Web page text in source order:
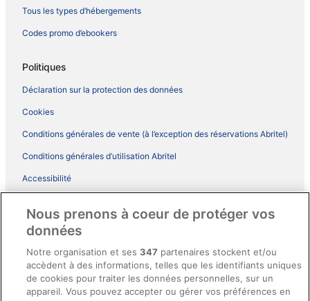
Tous les types d’hébergements
Codes promo d’ebookers
Politiques
Déclaration sur la protection des données
Cookies
Conditions générales de vente (à l’exception des réservations Abritel)
Conditions générales d’utilisation Abritel
Accessibilité
Conditions générales du programme BONUS+ d’ebookers
Directives de contenu et signalement de contenus
Nous prenons à coeur de protéger vos
données
Notre organisation et ses347 partenaires stockent et/ou
accèdent à des informations, telles que les identifiants uniques
de cookies pour traiter les données personnelles, sur un
appareil. Vous pouvez accepter ou gérer vos préférences en